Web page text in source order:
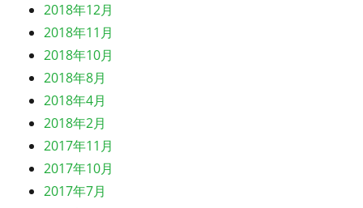
2018年12月
2018年11月
2018年10月
2018年8月
2018年4月
2018年2月
2017年11月
2017年10月
2017年7月